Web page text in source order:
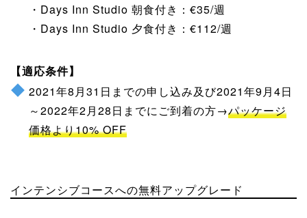
・Days Inn Studio 朝食付き：€35/週
・Days Inn Studio 夕食付き：€112/週
【適応条件】
2021年8月31日までの申し込み及び2021年9月4日
～2022年2月28日までにご到着の方→パッケージ
価格より10% OFF
インテンシブコースへの無料アップグレード